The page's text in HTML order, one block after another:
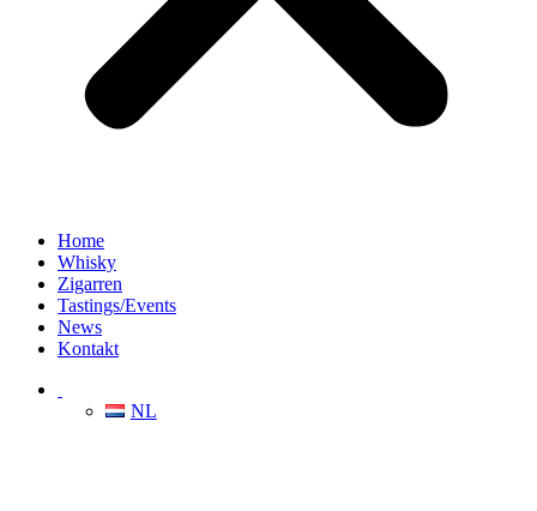
Home
Whisky
Zigarren
Tastings/Events
News
Kontakt
NL